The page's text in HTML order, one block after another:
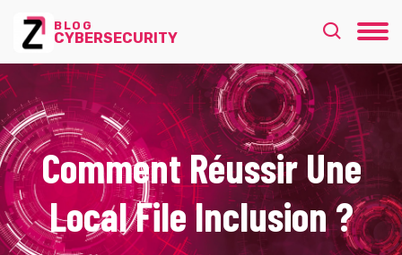
BLOG
CYBERSECURITY
Comment Réussir Une
Local File Inclusion ?